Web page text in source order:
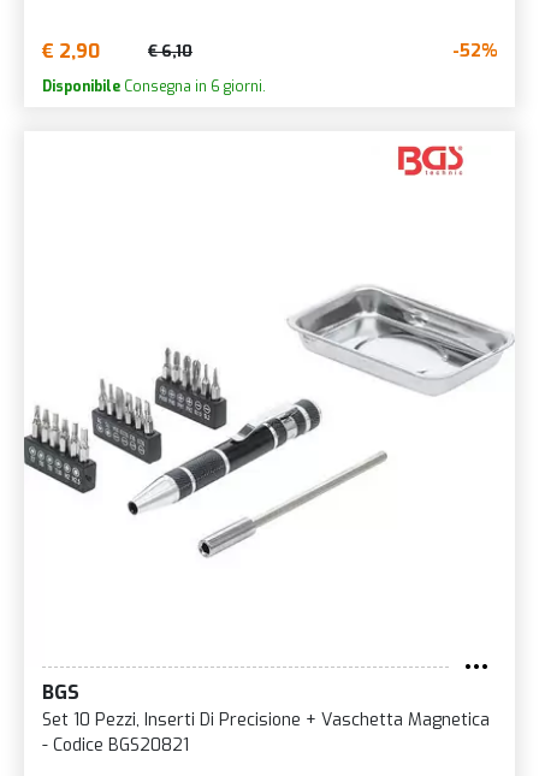
€ 2,90 € 6,10 -52%
Disponibile Consegna in 6 giorni.
BGS
Set 10 Pezzi, Inserti Di Precisione + Vaschetta Magnetica
- Codice BGS20821